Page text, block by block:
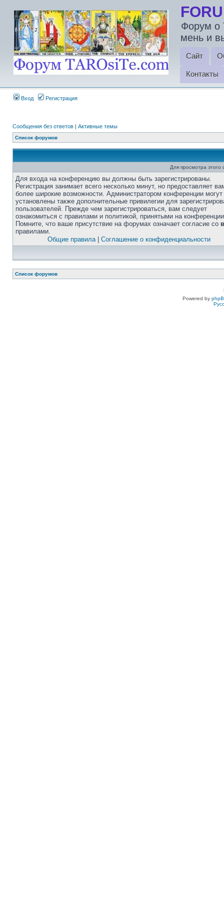
Форум о
мень и
Сайт
Контакты
Вход Регистрация
Сообщения без ответов | Активные темы
Список форумов
Для просмотра
Для входа на конференцию вы должны быть зарегистрированы.
Регистрация занимает всего несколько минут, но предоставляет
более широкие возможности. Администратором конференции
установлены также дополнительные привилегии для
пользователей. Прежде чем зарегистрироваться, вам следует
ознакомиться с правилами и политикой, принятыми на
Помните, что ваше присутствие на форумах означает согласие со
правилами.
Общие правила| Соглашение о конфиденциальности
Список форумов
Powered by